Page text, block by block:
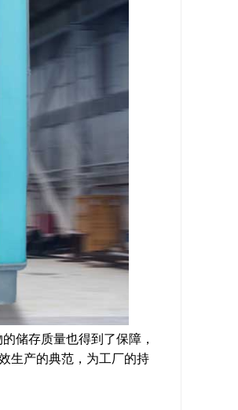
储存质量也得到了保障，
生产的典范，为工厂的持